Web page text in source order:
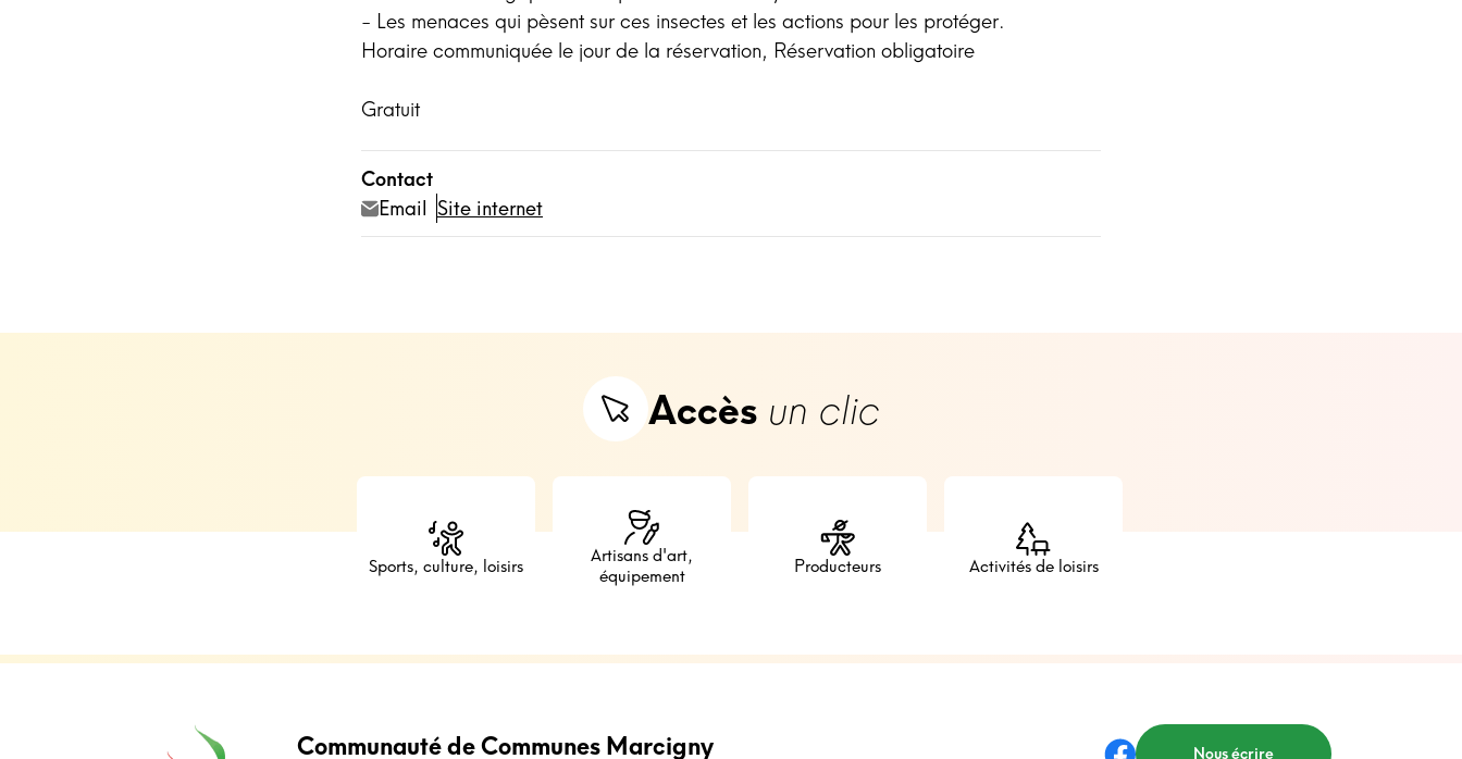
- Les menaces qui pèsent sur ces insectes et les actions pour les protéger.
Horaire communiquée le jour de la réservation, Réservation obligatoire
Gratuit
Contact
Email Site internet
Accès un clic
Sports, culture, loisirs
Artisans d'art,
équipement
Producteurs Activités de loisirs
Communauté de Communes Marcigny Nous écrire